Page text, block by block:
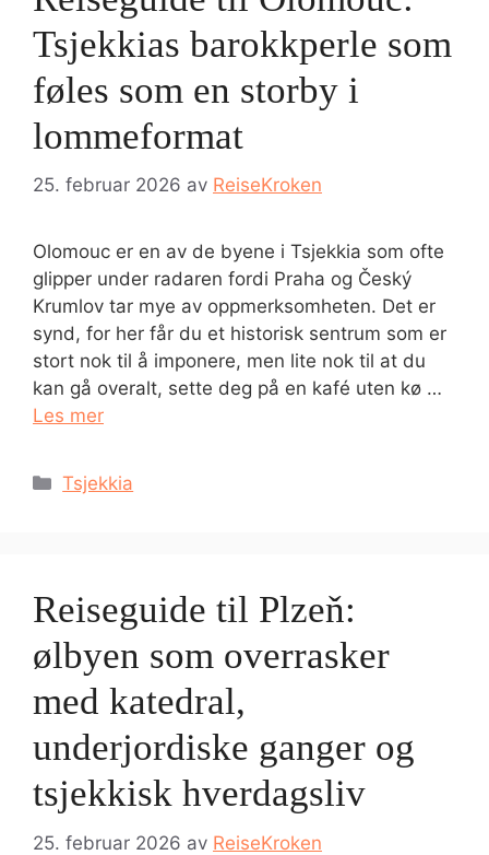
Tsjekkias barokkperle som
føles som en storby i
lommeformat
25. februar 2026 av ReiseKroken
Olomouc er en av de byene i Tsjekkia som ofte
glipper under radaren fordi Praha og Český
Krumlov tar mye av oppmerksomheten. Det er
synd, for her får du et historisk sentrum som er
stort nok til å imponere, men lite nok til at du
kan gå overalt, sette deg på en kafé uten kø …
Les mer
Kategorier
Tsjekkia
Reiseguide til Plzeň:
ølbyen som overrasker
med katedral,
underjordiske ganger og
tsjekkisk hverdagsliv
25. februar 2026 av ReiseKroken